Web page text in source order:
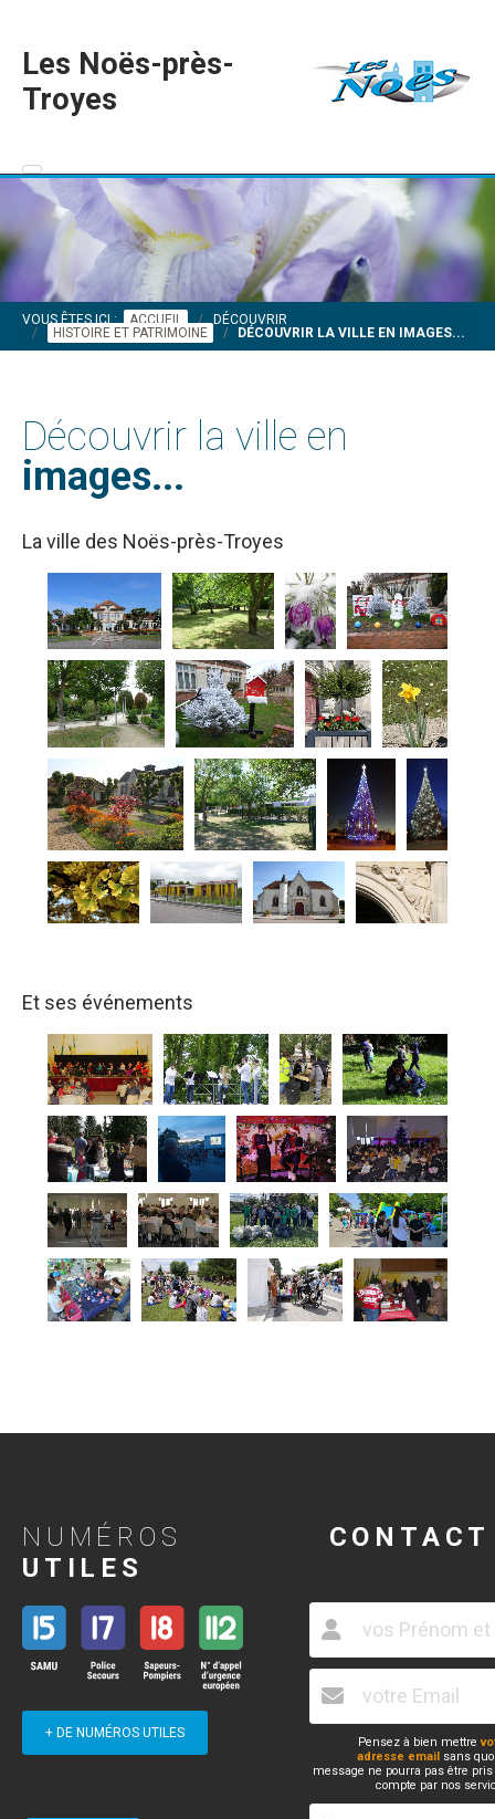
Les Noës-près-
Troyes
VOUS ÊTES ICI : ACCUEIL
DÉCOUVRIR
HISTOIRE ET PATRIMOINE
DÉCOUVRIR LA VILLE EN IMAGES...
Découvrir la ville en
images...
La ville des Noës-près-Troyes
Et ses événements
NUMÉROS
UTILES
+ DE NUMÉROS UTILES
CONTACT
Pensez à bien mettre
adresse email sans
message ne pourra pas être
compte par nos